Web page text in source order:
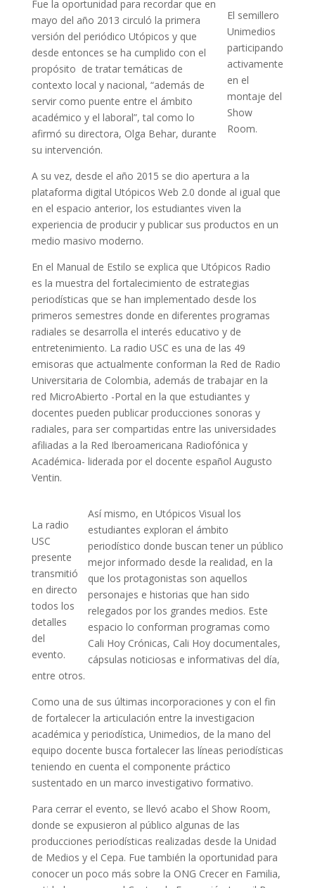
El semillero
Unimedios
participando
activamente
en el
montaje del
Show
Room.
Fue la oportunidad para recordar que en
mayo del año 2013 circuló la primera
versión del periódico Utópicos y que
desde entonces se ha cumplido con el
propósito de tratar temáticas de
contexto local y nacional, “además de
servir como puente entre el ámbito
académico y el laboral”, tal como lo
afirmó su directora, Olga Behar, durante
su intervención.
A su vez, desde el año 2015 se dio apertura a la
plataforma digital Utópicos Web 2.0 donde al igual que
en el espacio anterior, los estudiantes viven la
experiencia de producir y publicar sus productos en un
medio masivo moderno.
En el Manual de Estilo se explica que Utópicos Radio
es la muestra del fortalecimiento de estrategias
periodísticas que se han implementado desde los
primeros semestres donde en diferentes programas
radiales se desarrolla el interés educativo y de
entretenimiento. La radio USC es una de las 49
emisoras que actualmente conforman la Red de Radio
Universitaria de Colombia, además de trabajar en la
red MicroAbierto -Portal en la que estudiantes y
docentes pueden publicar producciones sonoras y
radiales, para ser compartidas entre las universidades
afiliadas a la Red Iberoamericana Radiofónica y
Académica- liderada por el docente español Augusto
Ventin.
La radio
USC
presente
transmitió
en directo
todos los
detalles
del
evento.
Así mismo, en Utópicos Visual los
estudiantes exploran el ámbito
periodístico donde buscan tener un público
mejor informado desde la realidad, en la
que los protagonistas son aquellos
personajes e historias que han sido
relegados por los grandes medios. Este
espacio lo conforman programas como
Cali Hoy Crónicas, Cali Hoy documentales,
cápsulas noticiosas e informativas del día,
entre otros.
Como una de sus últimas incorporaciones y con el fin
de fortalecer la articulación entre la investigacion
académica y periodística, Unimedios, de la mano del
equipo docente busca fortalecer las líneas periodísticas
teniendo en cuenta el componente práctico
sustentado en un marco investigativo formativo.
Para cerrar el evento, se llevó acabo el Show Room,
donde se expusieron al público algunas de las
producciones periodísticas realizadas desde la Unidad
de Medios y el Cepa. Fue también la oportunidad para
conocer un poco más sobre la ONG Crecer en Familia,